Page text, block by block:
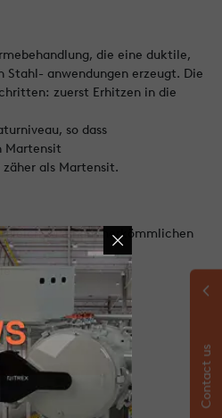
die eine duktile,
anwendungen erzeugt. Die
zuerst Erhitzen in die
so dass
Martensit
als Martensit.
zu einem herkömmlichen
Contact us